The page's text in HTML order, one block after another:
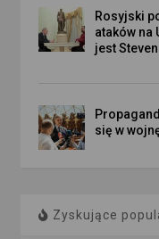
Rosyjski
ataków na
jest Steven
się w
Zyskujące